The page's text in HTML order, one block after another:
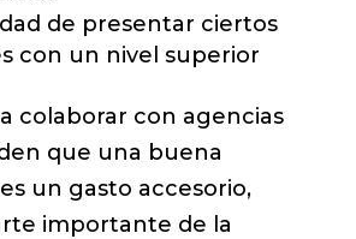
de presentar ciertos
con un nivel superior
colaborar con agencias
que una buena
un gasto accesorio,
importante de la